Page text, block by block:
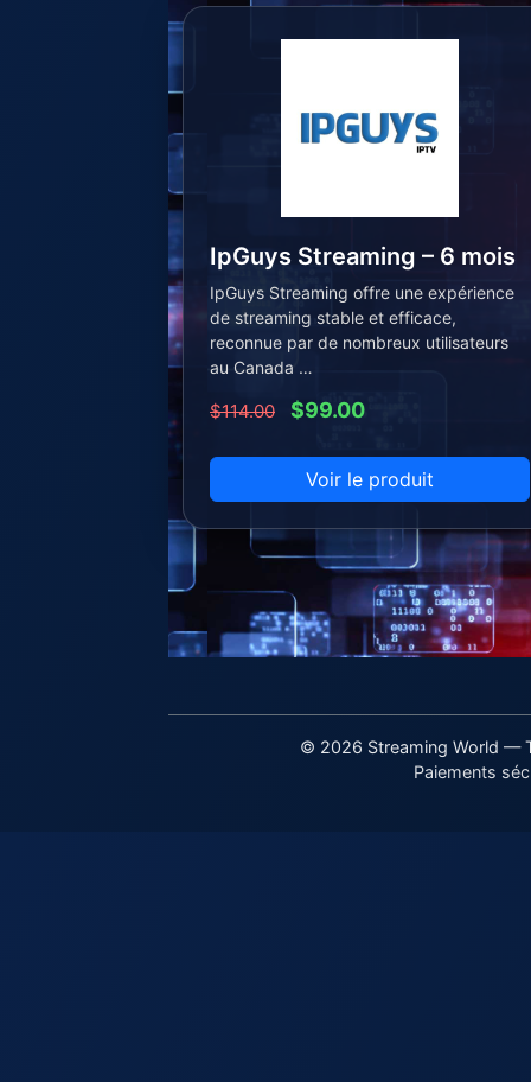
IpGuys Streaming – 6 mois
IpGuys Streaming offre une expérience
de streaming stable et efficace,
reconnue par de nombreux utilisateurs
au Canada …
$114.00 $99.00
Voir le produit
© 2026 Streaming World —
Paiements